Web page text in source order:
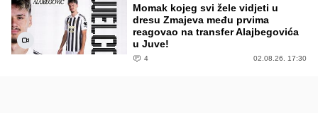
Momak kojeg svi žele vidjeti u
dresu Zmajeva među prvima
reagovao na transfer Alajbegovića
u Juve!
4 02.08.26. 17:30